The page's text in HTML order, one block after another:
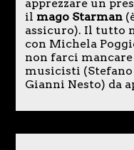
apprezzare un
il mago Starman
assicuro). Il tutto
con Michela
non farci mancare
musicisti
Gianni Nesto) da